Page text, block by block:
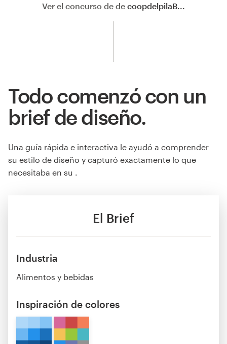
Ver el concurso de de coopdelpilaB...
El Brief
Industria
Alimentos y bebidas
Inspiración de colores
Todo comenzó con un
brief de diseño.
Una guía rápida e interactiva le ayudó a comprender
su estilo de diseño y capturó exactamente lo que
necesitaba en su .